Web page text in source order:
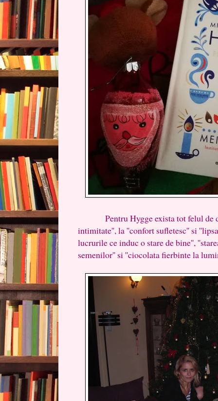
Pentru Hygge exista tot felul de
intimitate'', la ''confort sufletesc'' si
lucrurile ce induc o stare de bine'',
semenilor'' si ''ciocolata fierbinte la